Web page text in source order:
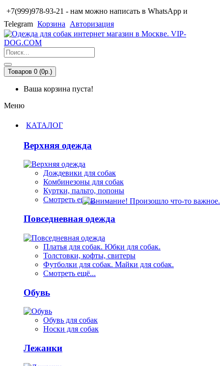
+7(999)978-93-21 - нам можно написать в WhatsApp и
Telegram Корзина Авторизация
Товаров 0 (0р.)
Ваша корзина пуста!
Меню
КАТАЛОГ
Верхняя одежда
Дождевики для собак
Комбинезоны для собак
Куртки, пальто, попоны
Смотреть ещё...
Повседневная одежда
Платья для собак. Юбки для собак.
Толстовки, кофты, свитеры
Футболки для собак. Майки для собак.
Смотреть ещё...
Обувь
Обувь для собак
Носки для собак
Лежанки